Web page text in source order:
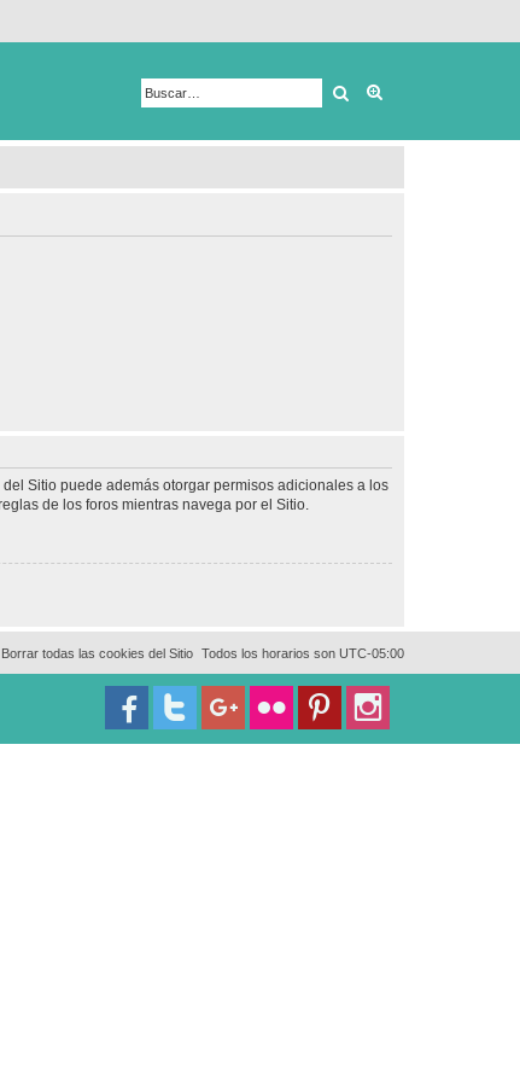
Buscar
Sitio puede además otorgar permisos adicionales a los
de los foros mientras navega por el Sitio.
Todos los horarios son UTC-05:00
Borrar todas las cookies del Sitio